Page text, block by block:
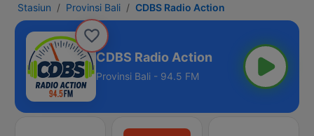
Stasiun Provinsi Bali CDBS Radio Action
CDBS Radio Action
Provinsi Bali - 94.5 FM